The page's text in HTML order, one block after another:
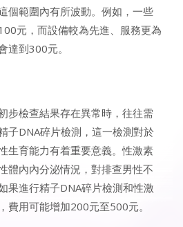
個範圍內有所波動。例如，一些
元，而設備較為先進、服務更為
達到300元。
步檢查結果存在異常時，往往需
子DNA碎片檢測，這一檢測對於
生育能力有着重要意義。性激素
體內內分泌情況，對排查男性不
果進行精子DNA碎片檢測和性激
費用可能增加200元至500元。